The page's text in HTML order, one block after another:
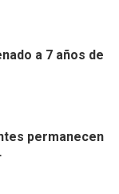
a 7 años de
permanecen